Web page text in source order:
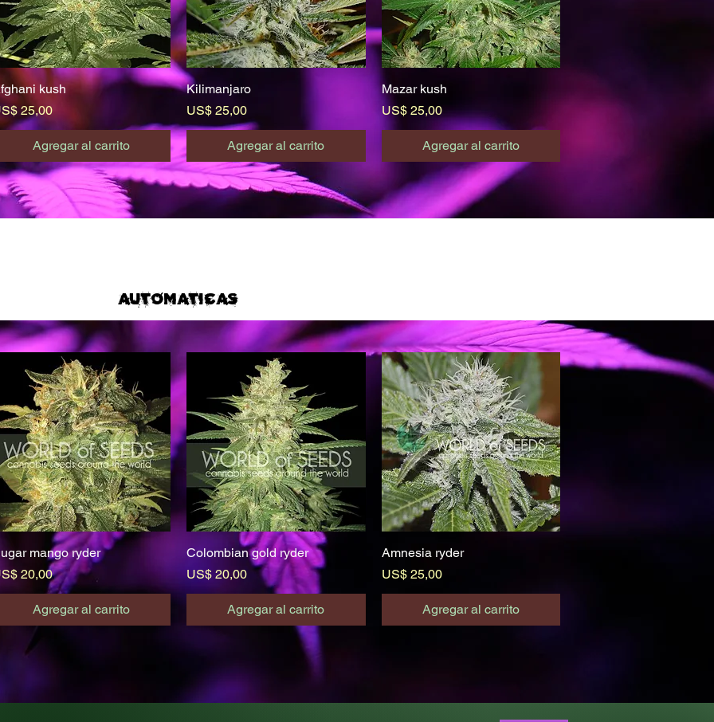
Vista rápida
kush
25,00
Agregar al carrito
Vista rápida
Kilimanjaro
Precio
US$ 25,00
Agregar al carrito
Vista rápida
Mazar kush
Precio
US$ 25,00
Agregar al carrito
automaticas
Vista rápida
mango ryder
20,00
Agregar al carrito
Vista rápida
Colombian gold ryder
Precio
US$ 20,00
Agregar al carrito
Vista rápida
Amnesia ryder
Precio
US$ 25,00
Agregar al carrito